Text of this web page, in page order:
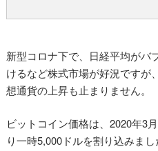
新型コロナ下で、日経平均がバ
けるなど株式市場が好況ですが
想通貨の上昇も止まりません。
ビットコイン価格は、2020年3
り一時5,000ドルを割り込みま